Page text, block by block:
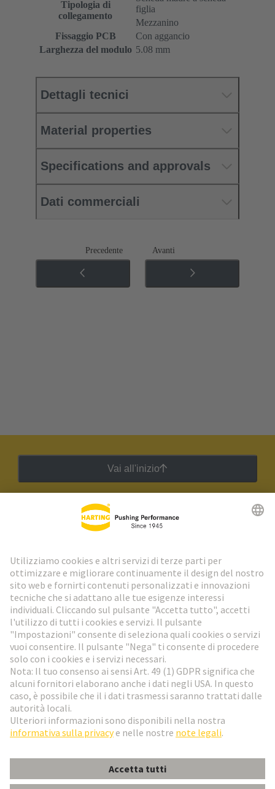
Tipologia di
collegamento
figlia
Mezzanino
Fissaggio PCB
Con aggancio
Larghezza del modulo 5.08 mm
Dettagli tecnici
Material properties
Specifications and approvals
Dati commerciali
Precedente Avanti
Vai all'inizio
Newsletter HARTING
Vai al registrazione
Social Media
Italia Italiano
© HARTING Technology Group